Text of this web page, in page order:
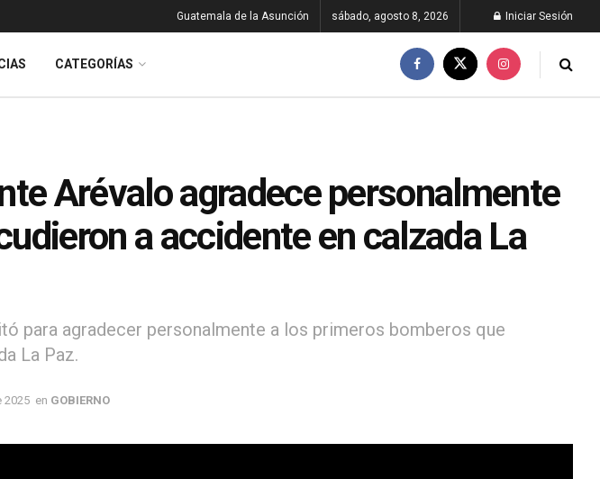
Guatemala de la Asunción sábado, agosto 8, 2026 Iniciar Sesión
CATEGORÍAS
Arévalo agradece personalmente
a accidente en calzada La
para agradecer personalmente a los primeros bomberos que
La Paz.
2025 en GOBIERNO